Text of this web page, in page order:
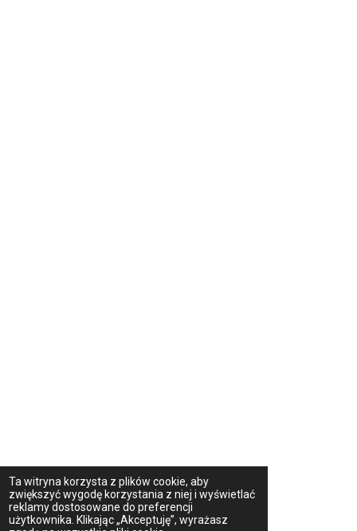
Ta witryna korzysta z plików cookie, aby
zwiększyć wygodę korzystania z niej i wyświetlać
reklamy dostosowane do preferencji
użytkownika. Klikając „Akceptuję”, wyrażasz